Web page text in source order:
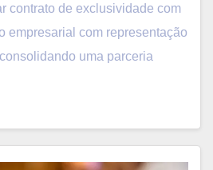
contrato de exclusividade com
empresarial com representação
uma parceria